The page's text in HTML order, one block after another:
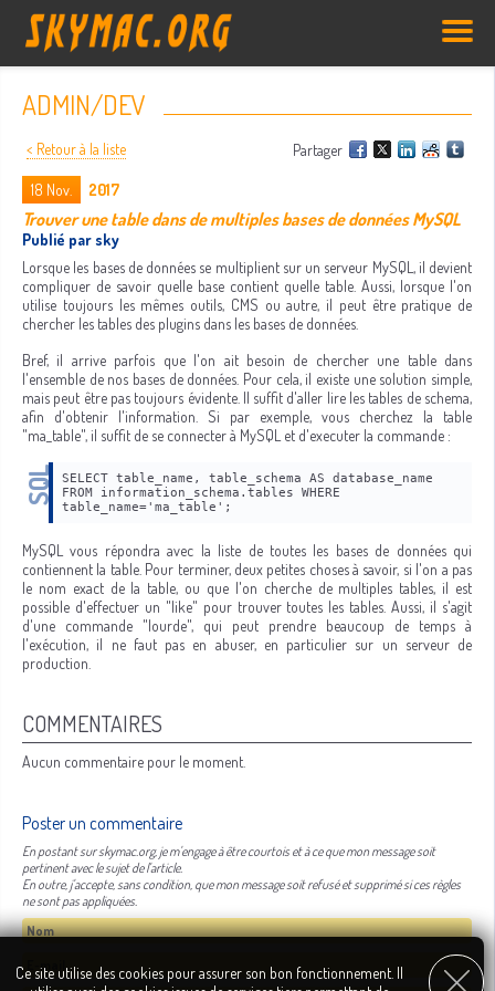
ADMIN/DEV
Partager
< Retour à la liste
18 Nov. 2017
Trouver une table dans de multiples bases de données MySQL
Publié par sky
Lorsque les bases de données se multiplient sur un serveur MySQL, il devient
compliquer de savoir quelle base contient quelle table. Aussi, lorsque l'on
utilise toujours les mêmes outils, CMS ou autre, il peut être pratique de
chercher les tables des plugins dans les bases de données.
Bref, il arrive parfois que l'on ait besoin de chercher une table dans
l'ensemble de nos bases de données. Pour cela, il existe une solution simple,
mais peut être pas toujours évidente. Il suffit d'aller lire les tables de schema,
afin d'obtenir l'information. Si par exemple, vous cherchez la table
"ma_table", il suffit de se connecter à MySQL et d'executer la commande :
SELECT table_name, table_schema AS database_name
FROM information_schema.tables WHERE
table_name='ma_table';
MySQL vous répondra avec la liste de toutes les bases de données qui
contiennent la table. Pour terminer, deux petites choses à savoir, si l'on a pas
le nom exact de la table, ou que l'on cherche de multiples tables, il est
possible d'effectuer un "like" pour trouver toutes les tables. Aussi, il s'agit
d'une commande "lourde", qui peut prendre beaucoup de temps à
l'exécution, il ne faut pas en abuser, en particulier sur un serveur de
production.
COMMENTAIRES
Aucun commentaire pour le moment.
Poster un commentaire
En postant sur skymac.org, je m'engage à être courtois et à ce que mon message soit
pertinent avec le sujet de l'article.
En outre, j'accepte, sans condition, que mon message soit refusé et supprimé si ces règles
ne sont pas appliquées.
Ce site utilise des cookies pour assurer son bon fonctionnement. Il